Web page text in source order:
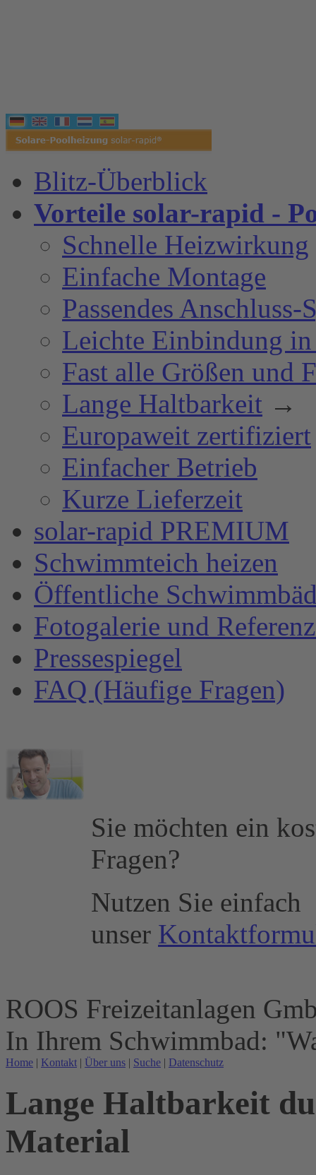
Blitz-Überblick
Vorteile solar-rapid -
Schnelle Heizwirkung
Einfache Montage
Passendes Anschluss-
Leichte Einbindung in
Fast alle Größen und
Lange Haltbarkeit →
Europaweit zertifiziert
Einfacher Betrieb
Kurze Lieferzeit
solar-rapid PREMIUM
Schwimmteich heizen
Öffentliche
Fotogalerie und
Pressespiegel
FAQ (Häufige Fragen)
Sie möchten ein
Fragen?
Nutzen Sie einfach
unser
ROOS Freizeitanlagen
In Ihrem Schwimmbad:
Home | Kontakt | Über uns | Suche | Datenschutz
Lange Haltbarkeit
Material